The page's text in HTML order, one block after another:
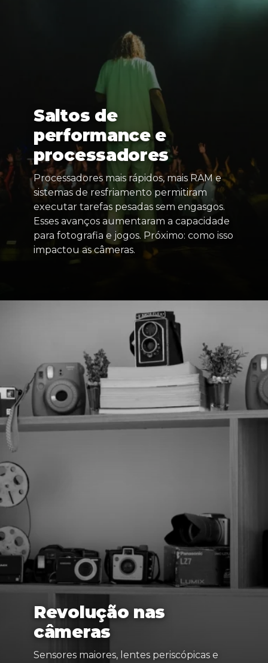
Saltos de
performance e
processadores
Processadores mais rápidos, mais RAM e
sistemas de resfriamento permitiram
executar tarefas pesadas sem engasgos.
Esses avanços aumentaram a capacidade
para fotografia e jogos. Próximo: como isso
impactou as câmeras.
Revolução nas
câmeras
Sensores maiores, lentes periscópicas e